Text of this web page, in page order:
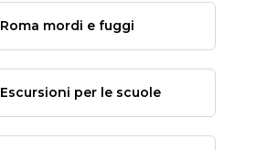
Roma mordi e fuggi
Escursioni per le scuole